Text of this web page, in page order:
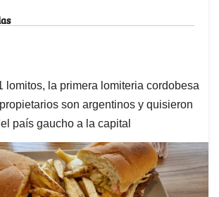
lomitos, la primera lomiteria cordobesa
son argentinos y quisieron
país gaucho a la capital